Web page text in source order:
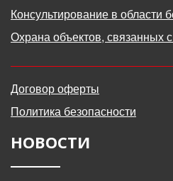
Консультирование в области
Охрана объектов, связанных
Договор оферты
Политика безопасности
НОВОСТИ